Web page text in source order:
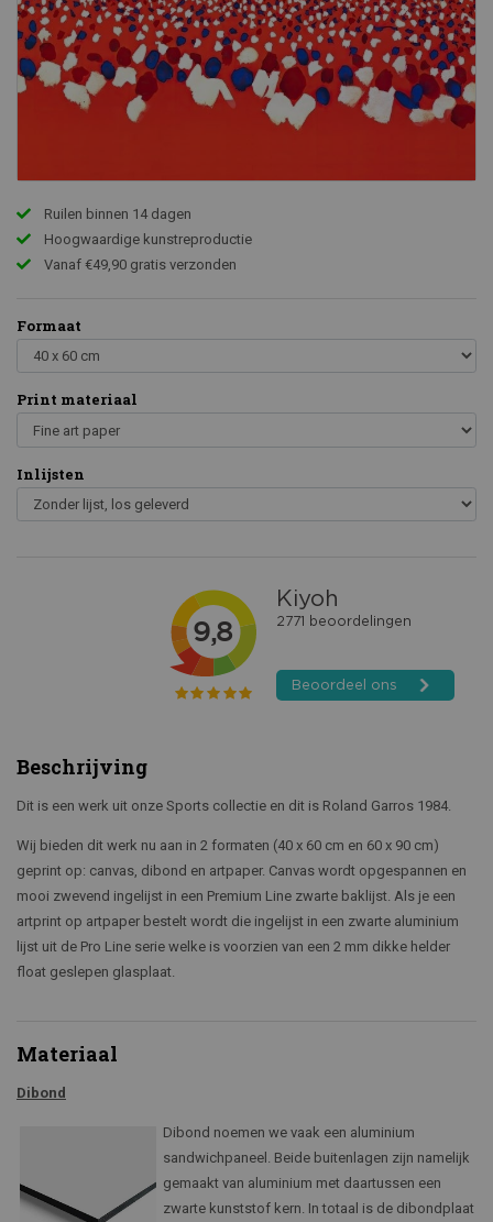
Ruilen binnen 14 dagen
Hoogwaardige kunstreproductie
Vanaf €49,90 gratis verzonden
Formaat
Print materiaal
Inlijsten
Beschrijving
Dit is een werk uit onze Sports collectie en dit is Roland Garros 1984.
Wij bieden dit werk nu aan in 2 formaten (40 x 60 cm en 60 x 90 cm)
geprint op: canvas, dibond en artpaper. Canvas wordt opgespannen en
mooi zwevend ingelijst in een Premium Line zwarte baklijst. Als je een
artprint op artpaper bestelt wordt die ingelijst in een zwarte aluminium
lijst uit de Pro Line serie welke is voorzien van een 2 mm dikke helder
float geslepen glasplaat.
Materiaal
Dibond
Dibond noemen we vaak een aluminium
sandwichpaneel. Beide buitenlagen zijn namelijk
gemaakt van aluminium met daartussen een
zwarte kunststof kern. In totaal is de dibondplaat